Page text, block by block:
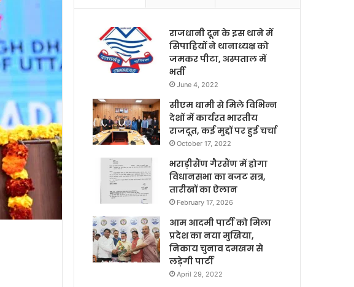
राजधानी दून के इस थाने में
सिपाहियों ने थानाध्यक्ष को
जमकर पीटा, अस्पताल में
भर्ती
June 4, 2022
सीएम धामी से मिले विभिन्न
देशों में कार्यरत भारतीय
राजदूत, कई मुद्दों पर हुई चर्चा
October 17, 2022
भराड़ीसैंण गैरसैंण में होगा
विधानसभा का बजट सत्र,
तारीखों का ऐलान
February 17, 2026
आम आदमी पार्टी को मिला
प्रदेश का नया मुखिया,
निकाय चुनाव दमखम से
लड़ेगी पार्टी
April 29, 2022